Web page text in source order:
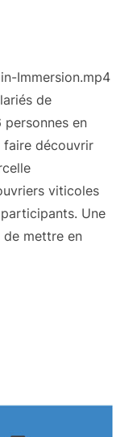
Immersion.mp4
de
personnes en
faire découvrir
viticoles
Une
de mettre en